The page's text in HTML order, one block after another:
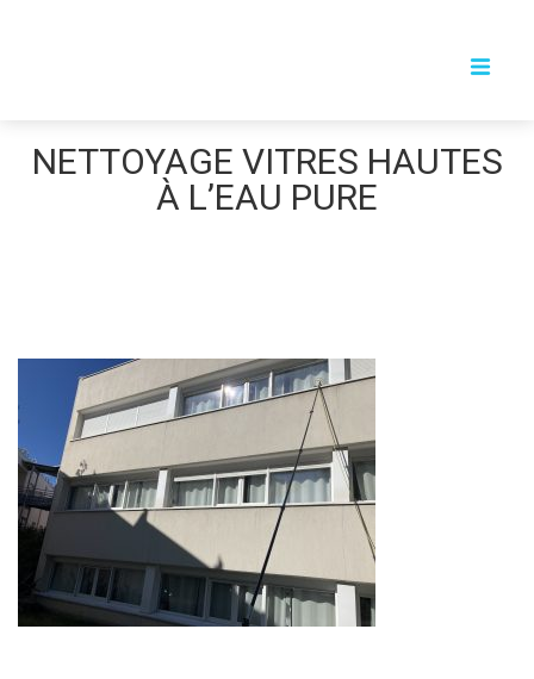
NETTOYAGE VITRES HAUTES
À L’EAU PURE